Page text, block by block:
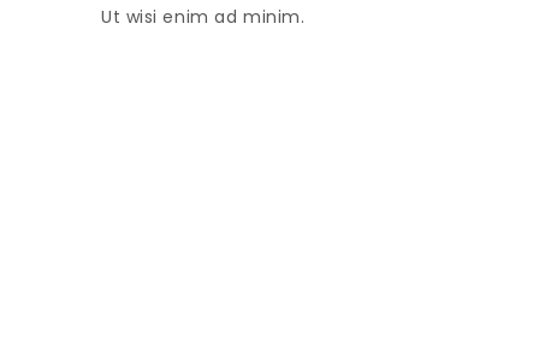
Ut wisi enim ad minim.